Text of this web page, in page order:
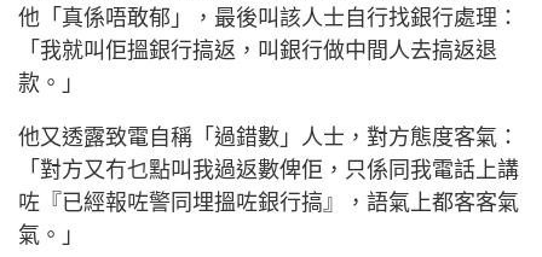
他「真係唔敢郁」，最後叫該人士自行找銀行處理：
「我就叫佢搵銀行搞返，叫銀行做中間人去搞返退
款。」
他又透露致電自稱「過錯數」人士，對方態度客氣：
「對方又冇乜點叫我過返數俾佢，只係同我電話上講
咗『已經報咗警同埋搵咗銀行搞』，語氣上都客客氣
氣。」